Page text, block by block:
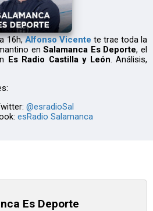
16h,Alfonso Vicente te trae toda la
enSalamanca Es Deporte, el
Es Radio Castilla y León. Análisis,
@esradioSal
esRadio Salamanca
Es Deporte